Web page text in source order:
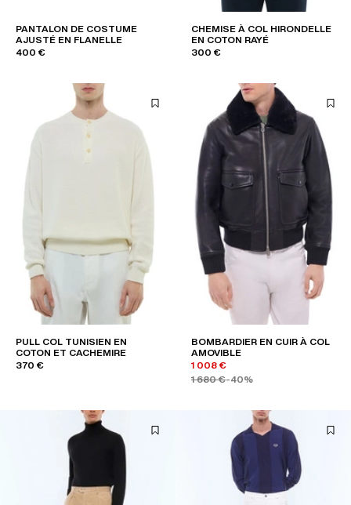
PANTALON DE COSTUME
AJUSTÉ EN FLANELLE
400 €
CHEMISE À COL HIRONDELLE
EN COTON RAYÉ
300 €
PULL COL TUNISIEN EN
COTON ET CACHEMIRE
370 €
BOMBARDIER EN CUIR À COL
AMOVIBLE
1 008 €
1 680 €-40%